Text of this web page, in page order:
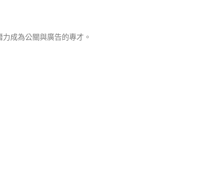
成為公關與廣告的專才。